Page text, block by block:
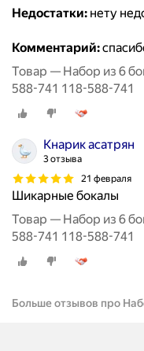
Недостатки: нету
Комментарий:
Товар — Набор из 6
588-741 118-588-741
Кнарик асатрян
3 отзыва
21 февраля
Шикарные бокалы
Товар — Набор из 6
588-741 118-588-741
Больше отзывов про